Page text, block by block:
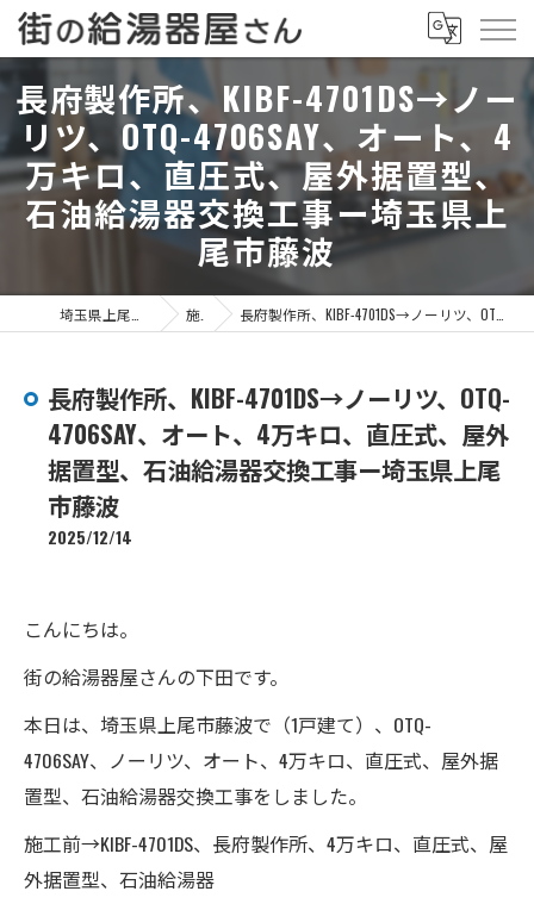
長府製作所、KIBF-4701DS→ノー
リツ、OTQ-4706SAY、オート、4
万キロ、直圧式、屋外据置型、
石油給湯器交換工事ー埼玉県上
尾市藤波
施工事例 長府製作所、KIBF-4701DS→ノーリツ、OTQ-4706SAY、オート、4万キロ、直圧式、屋外据置型、石油給湯器交換工事ー埼玉県上尾市藤波
長府製作所、KIBF-4701DS→ノーリツ、OTQ-
4706SAY、オート、4万キロ、直圧式、屋外
据置型、石油給湯器交換工事ー埼玉県上尾
市藤波
2025/12/14
こんにちは。
街の給湯器屋さんの下田です。
本日は、埼玉県上尾市藤波で（1戸建て）、OTQ-
4706SAY、ノーリツ、オート、4万キロ、直圧式、屋外据
置型、石油給湯器交換工事をしました。
施工前→KIBF-4701DS、長府製作所、4万キロ、直圧式、屋
外据置型、石油給湯器